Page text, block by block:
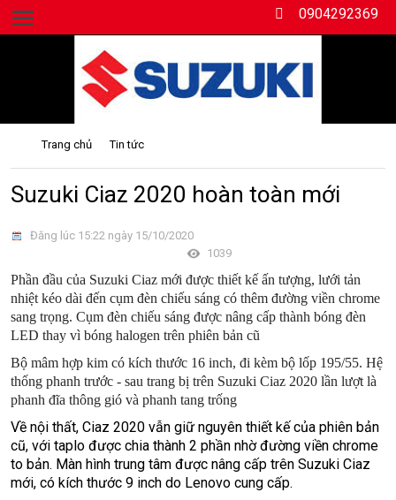
0904292369
Số 189 đường Hùng Vương, Hồng Bàng, Hải Phòng.
Trang chủ Tin tức
Suzuki Ciaz 2020 hoàn toàn mới
Đăng lúc 15:22 ngày 15/10/2020
1039
Phần đầu của Suzuki Ciaz mới được thiết kế ấn tượng, lưới tản
nhiệt kéo dài đến cụm đèn chiếu sáng có thêm đường viền chrome
sang trọng. Cụm đèn chiếu sáng được nâng cấp thành bóng đèn
LED thay vì bóng halogen trên phiên bản cũ
Bộ mâm hợp kim có kích thước 16 inch, đi kèm bộ lốp 195/55. Hệ
thống phanh trước - sau trang bị trên Suzuki Ciaz 2020 lần lượt là
phanh đĩa thông gió và phanh tang trống
Về nội thất, Ciaz 2020 vẫn giữ nguyên thiết kế của phiên bản
cũ, với taplo được chia thành 2 phần nhờ đường viền chrome
to bản. Màn hình trung tâm được nâng cấp trên Suzuki Ciaz
mới, có kích thước 9 inch do Lenovo cung cấp.